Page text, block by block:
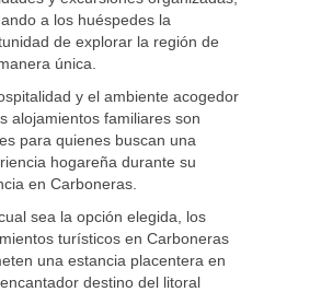
a los huéspedes la
de explorar la región de
única.
y el ambiente acogedor
alojamientos familiares son
para quienes buscan una
hogareña durante su
en Carboneras.
sea la opción elegida, los
turísticos en Carboneras
una estancia placentera en
destino del litoral